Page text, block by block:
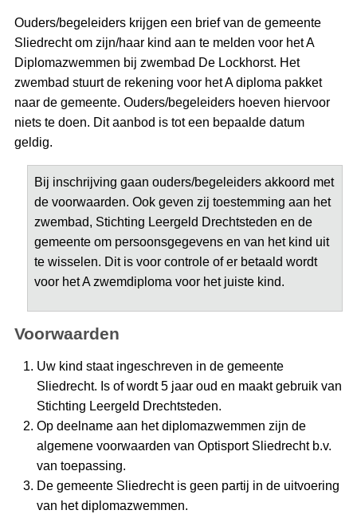
Ouders/begeleiders krijgen een brief van de gemeente
Sliedrecht om zijn/haar kind aan te melden voor het A
Diplomazwemmen bij zwembad De Lockhorst. Het
zwembad stuurt de rekening voor het A diploma pakket
naar de gemeente. Ouders/begeleiders hoeven hiervoor
niets te doen. Dit aanbod is tot een bepaalde datum
geldig.
Bij inschrijving gaan ouders/begeleiders akkoord met
de voorwaarden. Ook geven zij toestemming aan het
zwembad, Stichting Leergeld Drechtsteden en de
gemeente om persoonsgegevens en van het kind uit
te wisselen. Dit is voor controle of er betaald wordt
voor het A zwemdiploma voor het juiste kind.
Voorwaarden
Uw kind staat ingeschreven in de gemeente
Sliedrecht. Is of wordt 5 jaar oud en maakt gebruik van
Stichting Leergeld Drechtsteden.
Op deelname aan het diplomazwemmen zijn de
algemene voorwaarden van Optisport Sliedrecht b.v.
van toepassing.
De gemeente Sliedrecht is geen partij in de uitvoering
van het diplomazwemmen.